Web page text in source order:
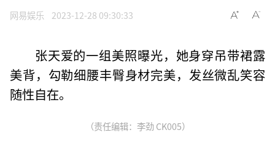
网易娱乐 2023-12-28 09:30:33
张天爱的一组美照曝光，她身穿吊带裙露
美背，勾勒细腰丰臀身材完美，发丝微乱笑容
随性自在。
（责任编辑：李劲 CK005）